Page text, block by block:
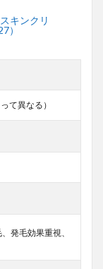
て異なる）
発毛効果重視、